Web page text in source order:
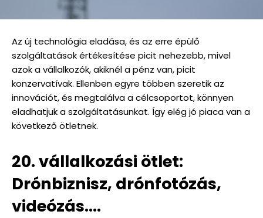
Az új technológia eladása, és az erre épülő
szolgáltatások értékesítése picit nehezebb, mivel
azok a vállalkozók, akiknél a pénz van, picit
konzervatívak. Ellenben egyre többen szeretik az
innovációt, és megtalálva a célcsoportot, könnyen
eladhatjuk a szolgáltatásunkat. Így elég jó piaca van a
következő ötletnek.
20. vállalkozási ötlet:
Drónbiznisz, drónfotózás,
videózás….